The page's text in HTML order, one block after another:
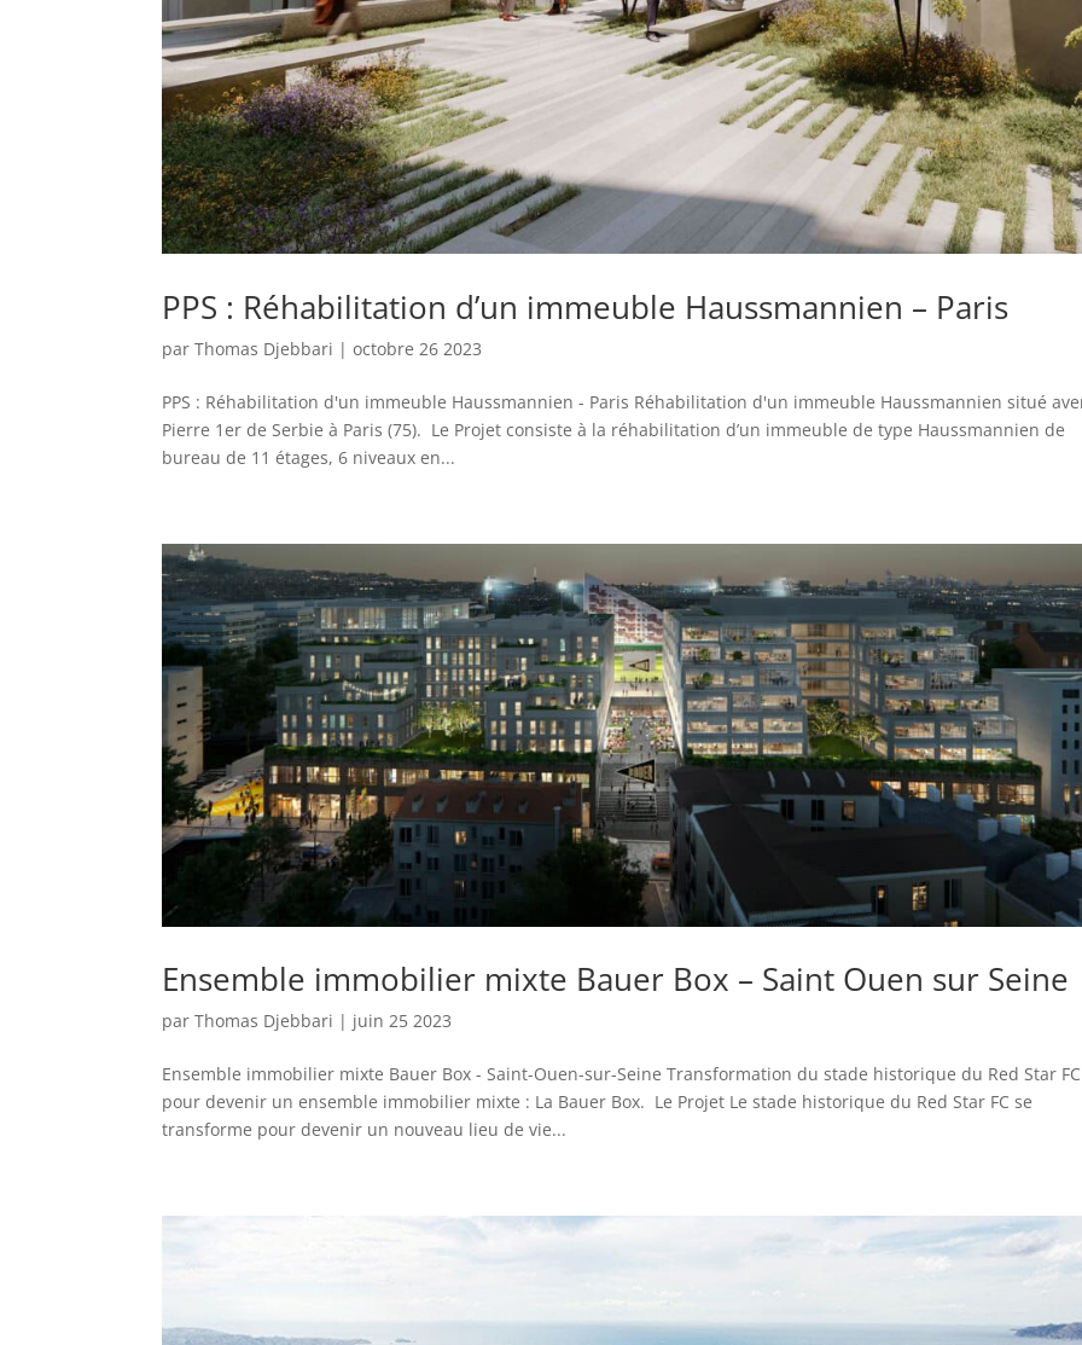
PPS : Réhabilitation d’un immeuble Haussmannien – Paris
parThomas Djebbari |octobre 26 2023
PPS : Réhabilitation d'un immeuble Haussmannien - Paris Réhabilitation d'un immeuble Haussmannien situé
Pierre 1er de Serbie à Paris (75). Le Projet consiste à la réhabilitation d’un immeuble de type Haussmannien de
bureau de 11 étages, 6 niveaux en...
Ensemble immobilier mixte Bauer Box – Saint Ouen sur Seine
parThomas Djebbari | juin 25 2023
Ensemble immobilier mixte Bauer Box - Saint-Ouen-sur-Seine Transformation du stade historique du Red Star FC
pour devenir un ensemble immobilier mixte : La Bauer Box. Le Projet Le stade historique du Red Star FC se
transforme pour devenir un nouveau lieu de vie...